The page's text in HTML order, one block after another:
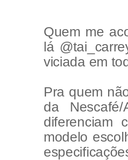
Quem me
lá
viciada em
Pra quem
da
diferenciam
modelo